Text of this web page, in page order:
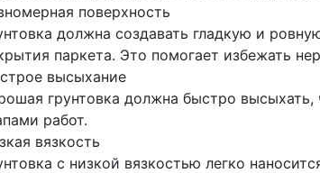
поверхность
должна создавать гладкую и
паркета. Это помогает избежать
высыхание
грунтовка должна быстро
работ.
вязкость
с низкой вязкостью легко